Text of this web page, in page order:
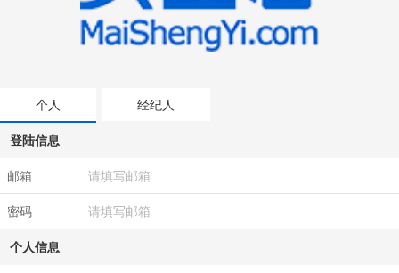
个人 经纪人
登陆信息
邮箱
密码
个人信息